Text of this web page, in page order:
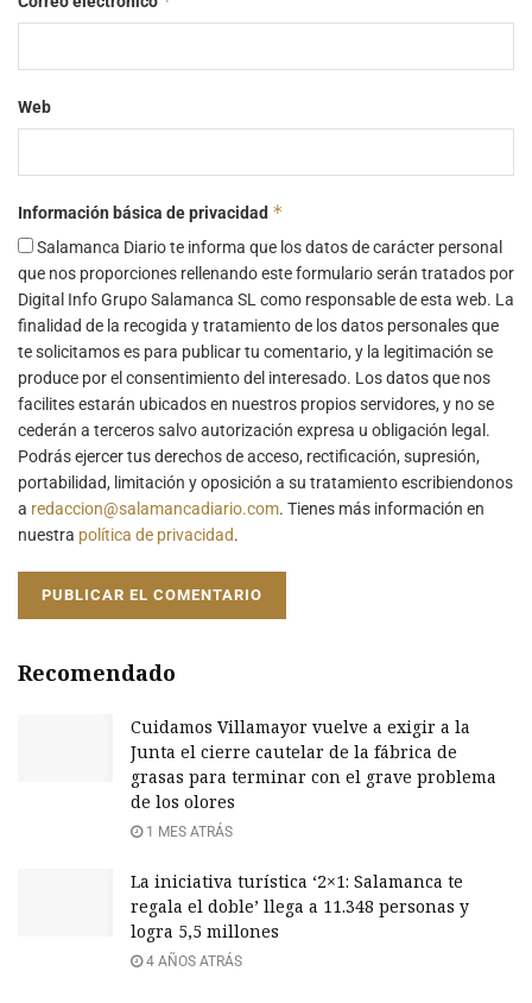
Web
Información básica de privacidad *
Salamanca Diario te informa que los datos de carácter personal
que nos proporciones rellenando este formulario serán tratados por
Digital Info Grupo Salamanca SL como responsable de esta web. La
finalidad de la recogida y tratamiento de los datos personales que
te solicitamos es para publicar tu comentario, y la legitimación se
produce por el consentimiento del interesado. Los datos que nos
facilites estarán ubicados en nuestros propios servidores, y no se
cederán a terceros salvo autorización expresa u obligación legal.
Podrás ejercer tus derechos de acceso, rectificación, supresión,
portabilidad, limitación y oposición a su tratamiento escribiendonos
a redaccion@salamancadiario.com. Tienes más información en
nuestra política de privacidad.
Recomendado
Cuidamos Villamayor vuelve a exigir a la
Junta el cierre cautelar de la fábrica de
grasas para terminar con el grave problema
de los olores
1 MES ATRÁS
La iniciativa turística ‘2×1: Salamanca te
regala el doble’ llega a 11.348 personas y
logra 5,5 millones
4 AÑOS ATRÁS